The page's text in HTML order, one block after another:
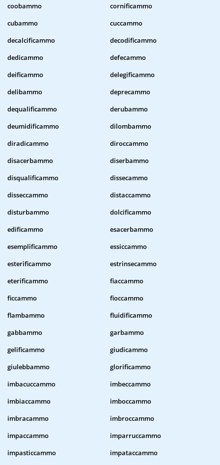
coobammo
cornificammo
cubammo
cuccammo
decalcificammo
decodificammo
dedicammo
defecammo
deificammo
delegificammo
delibammo
deprecammo
dequalificammo
derubammo
deumidificammo
dilombammo
diradicammo
diroccammo
disacerbammo
diserbammo
disqualificammo
dissecammo
disseccammo
distaccammo
disturbammo
dolcificammo
edificammo
esacerbammo
esemplificammo
essiccammo
esterificammo
estrinsecammo
eterificammo
fiaccammo
ficcammo
fioccammo
flambammo
fluidificammo
gabbammo
garbammo
gelificammo
giudicammo
giulebbammo
glorificammo
imbacuccammo
imbeccammo
imbiaccammo
imboccammo
imbracammo
imbroccammo
impaccammo
imparruccammo
impasticcammo
impataccammo